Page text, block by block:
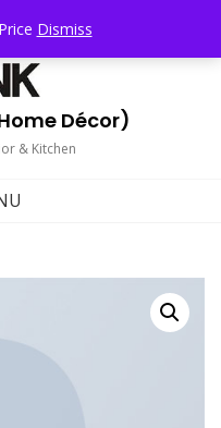
Dismiss
Décor)
& Kitchen